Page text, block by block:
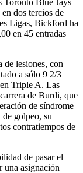
dos tercios de
Ligas, Bickford ha
en 45 entradas
de lesiones, con
a sólo 9 2/3
Triple A. Las
de Burdi, que
de síndrome
de golpeo, su
contratiempos de
de pasar el
una asignación